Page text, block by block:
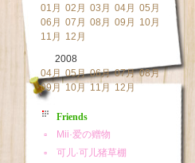
01月 02月 03月 04月 05月
06月 07月 08月 09月
10月
11月
12月
2008
04月 05月 06月 07月 08月
09月
10月 11月 12月
Friends